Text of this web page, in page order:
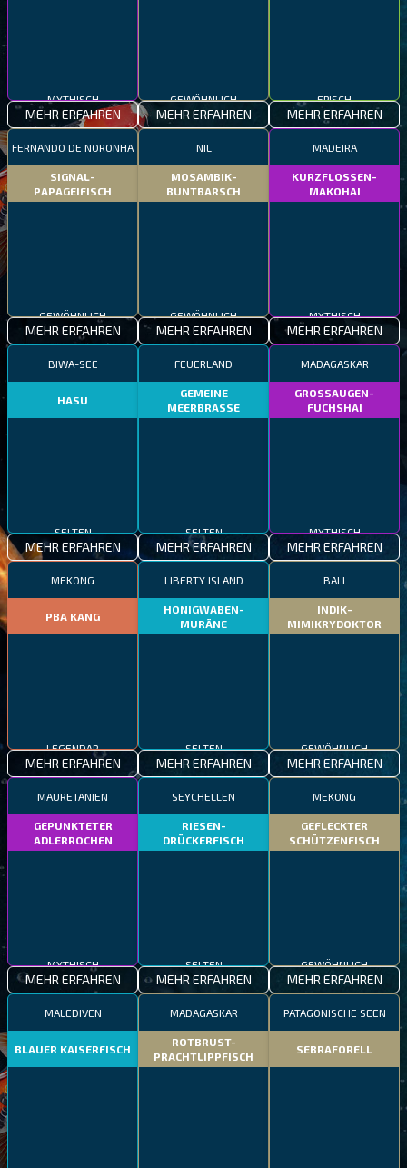
MYTHISCH
MEHR ERFAHREN
GEWÖHNLICH
MEHR ERFAHREN
EPISCH
MEHR ERFAHREN
FERNANDO DE NORONHA
SIGNAL-
PAPAGEIFISCH
GEWÖHNLICH
MEHR ERFAHREN
NIL
MOSAMBIK-
BUNTBARSCH
GEWÖHNLICH
MEHR ERFAHREN
MADEIRA
KURZFLOSSEN-
MAKOHAI
MYTHISCH
MEHR ERFAHREN
BIWA-SEE
HASU
SELTEN
MEHR ERFAHREN
FEUERLAND
GEMEINE
MEERBRASSE
SELTEN
MEHR ERFAHREN
MADAGASKAR
GROSSAUGEN-
FUCHSHAI
MYTHISCH
MEHR ERFAHREN
MEKONG
PBA KANG
LEGENDÄR
MEHR ERFAHREN
LIBERTY ISLAND
HONIGWABEN-
MURÄNE
SELTEN
MEHR ERFAHREN
BALI
INDIK-
MIMIKRYDOKTOR
GEWÖHNLICH
MEHR ERFAHREN
MAURETANIEN
GEPUNKTETER
ADLERROCHEN
MYTHISCH
MEHR ERFAHREN
SEYCHELLEN
RIESEN-
DRÜCKERFISCH
SELTEN
MEHR ERFAHREN
MEKONG
GEFLECKTER
SCHÜTZENFISCH
GEWÖHNLICH
MEHR ERFAHREN
MALEDIVEN
BLAUER KAISERFISCH
MADAGASKAR
ROTBRUST-
PRACHTLIPPFISCH
PATAGONISCHE SEEN
SEBRAFORELL